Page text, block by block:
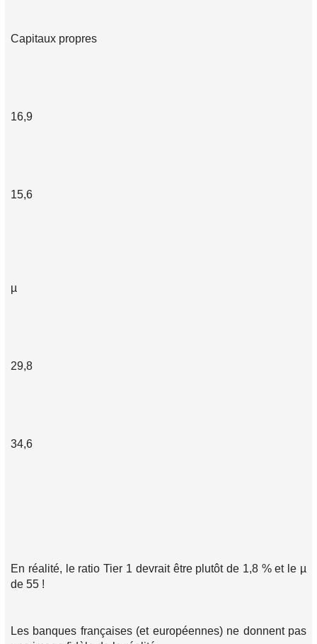
Capitaux propres
16,9
15,6
µ
29,8
34,6
En réalité, le ratio Tier 1 devrait être plutôt de 1,8 % et le µ
de 55 !
Les banques françaises (et européennes) ne donnent pas